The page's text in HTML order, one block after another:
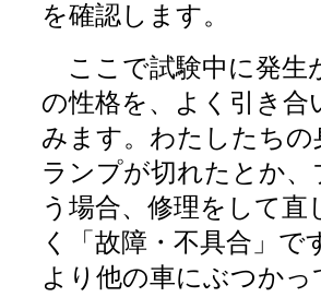
を確認します。
ここで試験中に発生
の性格を、よく引き
みます。わたしたち
ランプが切れたとか
う場合、修理をして
く「故障・不具合」
より他の車にぶつか